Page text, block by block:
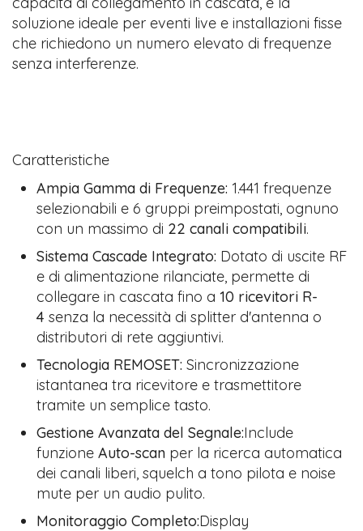
soluzione ideale per eventi live e installazioni fisse
che richiedono un numero elevato di frequenze
senza interferenze.
Caratteristiche
Ampia Gamma di Frequenze: 1.441 frequenze
selezionabili e 6 gruppi preimpostati, ognuno
con un massimo di 22 canali compatibili.
Sistema Cascade Integrato: Dotato di uscite RF
e di alimentazione rilanciate, permette di
collegare in cascata fino a10 ricevitori R-
4senza la necessità di splitter d'antenna o
distributori di rete aggiuntivi.
Tecnologia REMOSET:Sincronizzazione
istantanea tra ricevitore e trasmettitore
tramite un semplice tasto.
Gestione Avanzata del Segnale:Include
funzioneAuto-scan per la ricerca automatica
dei canali liberi, squelch a tono pilota e noise
mute per un audio pulito.
Monitoraggio Completo:Display